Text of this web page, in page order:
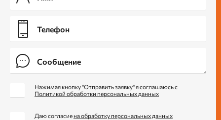
Нажимая кнопку "Отправить заявку" я соглашаюсь с
Политикой обработки персональных данных
Даю согласие на обработку персональных данных